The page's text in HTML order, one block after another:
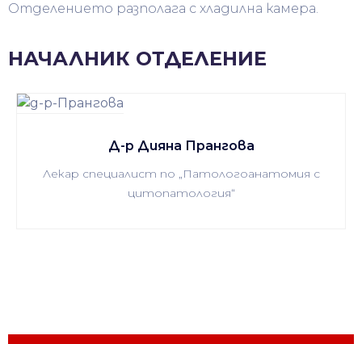
Отделението разполага с хладилна камера.
НАЧАЛНИК ОТДЕЛЕНИЕ
Д-р Дияна Прангова
Лекар специалист по „Патологоанатомия с
цитопатология“